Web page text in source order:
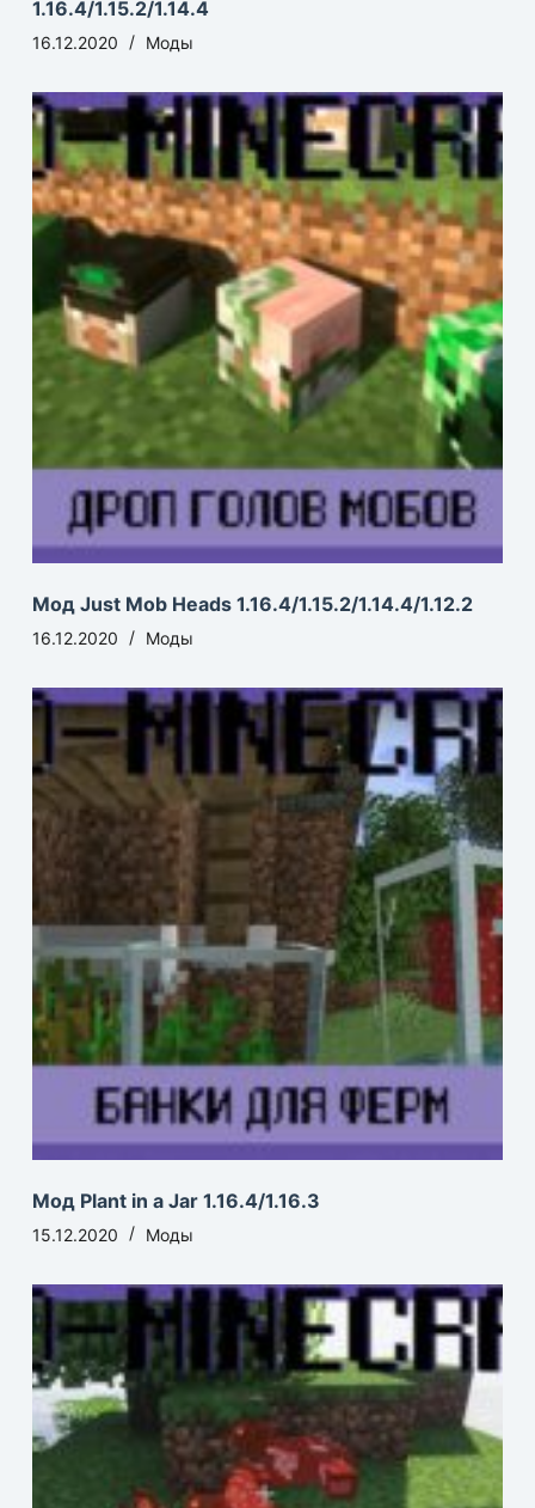
1.16.4/1.15.2/1.14.4
16.12.2020 Моды
Мод Just Mob Heads 1.16.4/1.15.2/1.14.4/1.12.2
16.12.2020 Моды
Мод Plant in a Jar 1.16.4/1.16.3
15.12.2020 Моды